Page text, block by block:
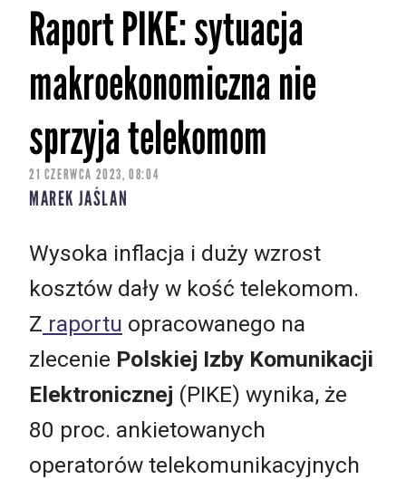
Raport PIKE: sytuacja
makroekonomiczna nie
sprzyja telekomom
21 CZERWCA 2023, 08:04
MAREK JAŚLAN
Wysoka inflacja i duży wzrost
kosztów dały w kość telekomom.
Z raportu opracowanego na
zlecenie Polskiej Izby Komunikacji
Elektronicznej (PIKE) wynika, że
80 proc. ankietowanych
operatorów telekomunikacyjnych